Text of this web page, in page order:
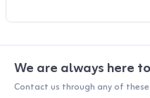
We are always here
Contact us through any of